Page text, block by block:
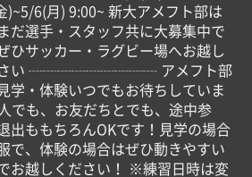
)~5/6(月) 9:00~ 新大アメフト部は
だ選手・スタッフ共に大募集中で
ひサッカー・ラグビー場へお越し
さい ┈┈┈┈┈┈┈┈┈ アメフト部
学・体験いつでもお待ちしていま
人でも、お友だちとでも、途中参
出ももちろんOKです！見学の場合
で、体験の場合はぜひ動きやすい
お越しください！ ※練習日時は変